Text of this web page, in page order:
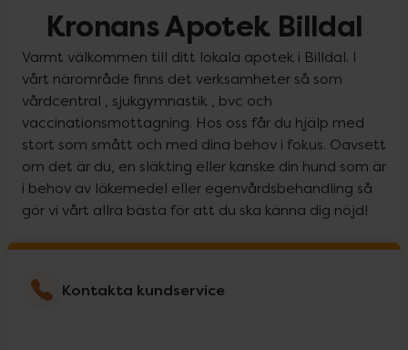
Kronans Apotek Billdal
Varmt välkommen till ditt lokala apotek i Billdal. I
vårt närområde finns det verksamheter så som
vårdcentral , sjukgymnastik , bvc och
vaccinationsmottagning. Hos oss får du hjälp med
stort som smått och med dina behov i fokus. Oavsett
om det är du, en släkting eller kanske din hund som är
i behov av läkemedel eller egenvårdsbehandling så
gör vi vårt allra bästa för att du ska känna dig nöjd!
Kontakta kundservice